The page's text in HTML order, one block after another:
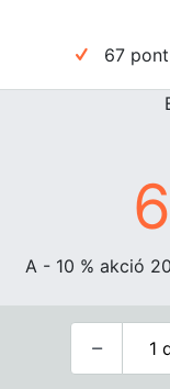
67
A - 10 % akció